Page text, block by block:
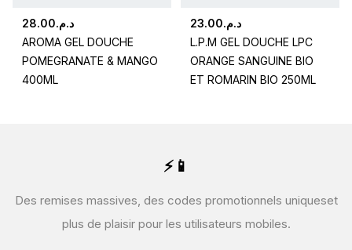
د.م.28.00
AROMA GEL DOUCHE
POMEGRANATE & MANGO
400ML
د.م.23.00
L.P.M GEL DOUCHE LPC
ORANGE SANGUINE BIO
ET ROMARIN BIO 250ML
⚡📱
Des remises massives, des codes promotionnels uniqueset
plus de plaisir pour les utilisateurs mobiles.